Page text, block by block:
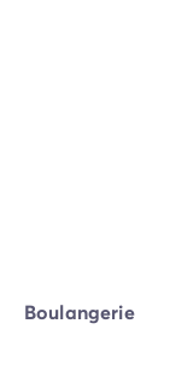
Boulangerie